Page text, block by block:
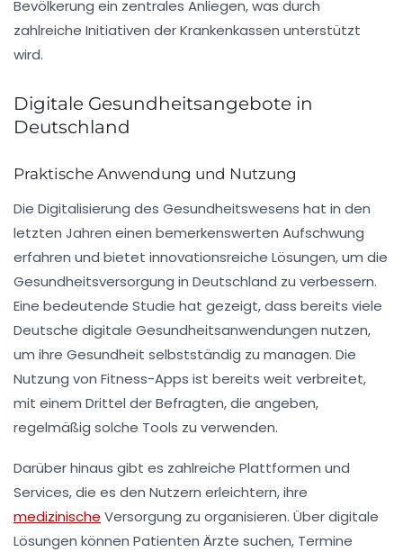
Bevölkerung ein zentrales Anliegen, was durch
zahlreiche Initiativen der Krankenkassen unterstützt
wird.
Digitale Gesundheitsangebote in
Deutschland
Praktische Anwendung und Nutzung
Die Digitalisierung des Gesundheitswesens hat in den
letzten Jahren einen bemerkenswerten Aufschwung
erfahren und bietet innovationsreiche Lösungen, um die
Gesundheitsversorgung in Deutschland zu verbessern.
Eine bedeutende Studie hat gezeigt, dass bereits viele
Deutsche digitale Gesundheitsanwendungen nutzen,
um ihre Gesundheit selbstständig zu managen. Die
Nutzung von Fitness-Apps ist bereits weit verbreitet,
mit einem Drittel der Befragten, die angeben,
regelmäßig solche Tools zu verwenden.
Darüber hinaus gibt es zahlreiche Plattformen und
Services, die es den Nutzern erleichtern, ihre
medizinische Versorgung zu organisieren. Über digitale
Lösungen können Patienten Ärzte suchen, Termine